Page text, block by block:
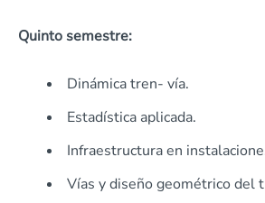
Quinto semestre:
Dinámica tren- vía.
Estadística aplicada.
Infraestructura en
Vías y diseño geométrico del